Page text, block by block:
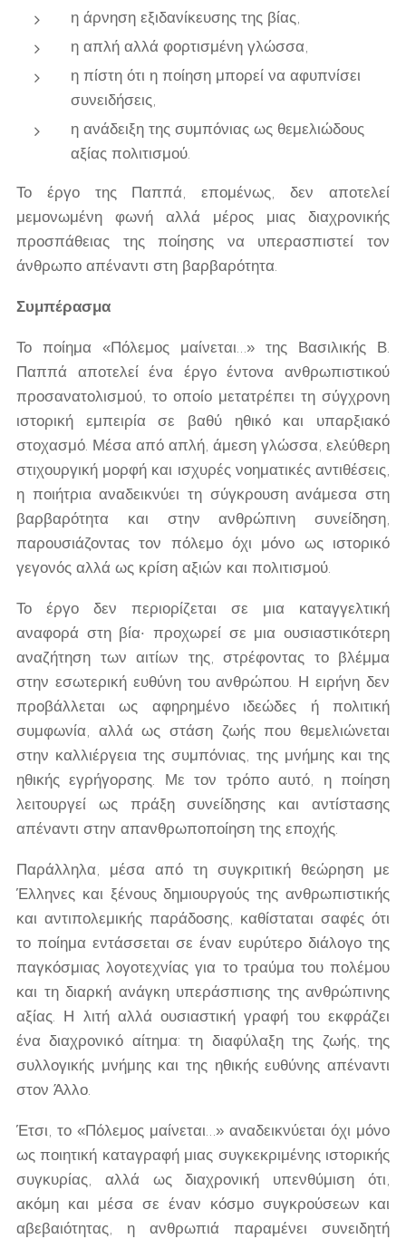
η άρνηση εξιδανίκευσης της βίας,
η απλή αλλά φορτισμένη γλώσσα,
η πίστη ότι η ποίηση μπορεί να αφυπνίσει
συνειδήσεις,
η ανάδειξη της συμπόνιας ως θεμελιώδους
αξίας πολιτισμού.
Το έργο της Παππά, επομένως, δεν αποτελεί
μεμονωμένη φωνή αλλά μέρος μιας διαχρονικής
προσπάθειας της ποίησης να υπερασπιστεί τον
άνθρωπο απέναντι στη βαρβαρότητα.
Συμπέρασμα
Το ποίημα «Πόλεμος μαίνεται…» της Βασιλικής Β.
Παππά αποτελεί ένα έργο έντονα ανθρωπιστικού
προσανατολισμού, το οποίο μετατρέπει τη σύγχρονη
ιστορική εμπειρία σε βαθύ ηθικό και υπαρξιακό
στοχασμό. Μέσα από απλή, άμεση γλώσσα, ελεύθερη
στιχουργική μορφή και ισχυρές νοηματικές αντιθέσεις,
η ποιήτρια αναδεικνύει τη σύγκρουση ανάμεσα στη
βαρβαρότητα και στην ανθρώπινη συνείδηση,
παρουσιάζοντας τον πόλεμο όχι μόνο ως ιστορικό
γεγονός αλλά ως κρίση αξιών και πολιτισμού.
Το έργο δεν περιορίζεται σε μια καταγγελτική
αναφορά στη βία· προχωρεί σε μια ουσιαστικότερη
αναζήτηση των αιτίων της, στρέφοντας το βλέμμα
στην εσωτερική ευθύνη του ανθρώπου. Η ειρήνη δεν
προβάλλεται ως αφηρημένο ιδεώδες ή πολιτική
συμφωνία, αλλά ως στάση ζωής που θεμελιώνεται
στην καλλιέργεια της συμπόνιας, της μνήμης και της
ηθικής εγρήγορσης. Με τον τρόπο αυτό, η ποίηση
λειτουργεί ως πράξη συνείδησης και αντίστασης
απέναντι στην απανθρωποποίηση της εποχής.
Παράλληλα, μέσα από τη συγκριτική θεώρηση με
Έλληνες και ξένους δημιουργούς της ανθρωπιστικής
και αντιπολεμικής παράδοσης, καθίσταται σαφές ότι
το ποίημα εντάσσεται σε έναν ευρύτερο διάλογο της
παγκόσμιας λογοτεχνίας για το τραύμα του πολέμου
και τη διαρκή ανάγκη υπεράσπισης της ανθρώπινης
αξίας. Η λιτή αλλά ουσιαστική γραφή του εκφράζει
ένα διαχρονικό αίτημα: τη διαφύλαξη της ζωής, της
συλλογικής μνήμης και της ηθικής ευθύνης απέναντι
στον Άλλο.
Έτσι, το «Πόλεμος μαίνεται…» αναδεικνύεται όχι μόνο
ως ποιητική καταγραφή μιας συγκεκριμένης ιστορικής
συγκυρίας, αλλά ως διαχρονική υπενθύμιση ότι,
ακόμη και μέσα σε έναν κόσμο συγκρούσεων και
αβεβαιότητας, η ανθρωπιά παραμένει συνειδητή